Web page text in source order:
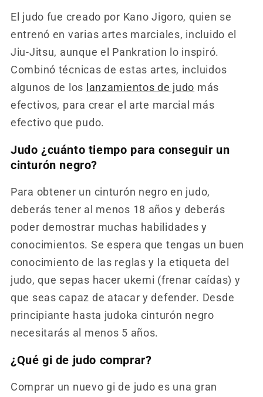
El judo fue creado por Kano Jigoro, quien se
entrenó en varias artes marciales, incluido el
Jiu-Jitsu, aunque el Pankration lo inspiró.
Combinó técnicas de estas artes, incluidos
algunos de los lanzamientos de judo más
efectivos, para crear el arte marcial más
efectivo que pudo.
Judo ¿cuánto tiempo para conseguir un
cinturón negro?
Para obtener un cinturón negro en judo,
deberás tener al menos 18 años y deberás
poder demostrar muchas habilidades y
conocimientos. Se espera que tengas un buen
conocimiento de las reglas y la etiqueta del
judo, que sepas hacer ukemi (frenar caídas) y
que seas capaz de atacar y defender. Desde
principiante hasta judoka cinturón negro
necesitarás al menos 5 años.
¿Qué gi de judo comprar?
Comprar un nuevo gi de judo es una gran